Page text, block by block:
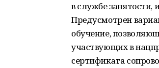
в службе занятости,
Предусмотрен
обучение,
участвующих в
сертификата